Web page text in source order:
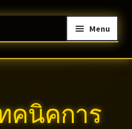
Menu
Privacy Policy
คนิคการ